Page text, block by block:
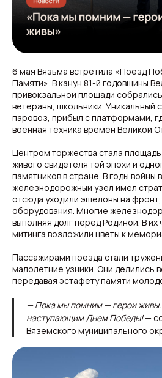
6 мая Вязьма встретила «Поезд
Памяти». В канун 81-й годовщины
привокзальной площади
ветераны, школьники. Уникальный
паровоз, прибыл с платформами,
военная техника времен Великой
Центром торжества стала
живого свидетеля той эпохи и
памятников в стране. В годы войны
железнодорожный узел имел
отсюда уходили эшелоны на
оборудования. Многие
выполняя долг перед Родиной. В их
митинга возложили цветы к
Пассажирами поезда стали
малолетние узники. Они делились
передавая эстафету памяти
— Пока мы помним — герои
наступающим Днем Победы!—
Вяземского муниципального